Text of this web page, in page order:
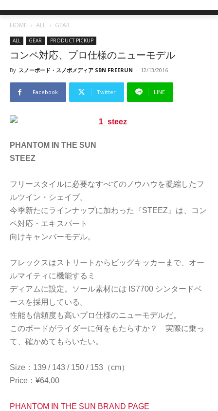
HOME ALL GEAR
ALL GEAR PRODUCT PICKUP
コンペ対応、プロ仕様のニューモデル
By スノーボード・スノボメディア SBN FREERUN - 12/13/2016
Facebook Twitter LINE
PHANTOM IN THE SUN
STEEZ
フリースタイルに必要なすべてのノウハウを凝縮したフ
ルツイン・シェイプ。
今季新たにラインナップに加わった『STEEZ』は、コン
ペ対応・エキスパート
向けキャンバーモデル。
フレックスはストリートからビッグキッカーまで、オー
ルマイティに機能するミ
ディアムに設定。ソール素材には IS7700 シンタードベ
ースを採用している。
性能も信頼度も高いプロ仕様のニューモデルだ。
このボードがライダーに何をもたらすか？ 実際に乗っ
て、確かめてもらいたい。
Size：139 / 143 / 150 / 153（cm）
Price：¥64,00
PHANTOM IN THE SUN BRAND PAGE